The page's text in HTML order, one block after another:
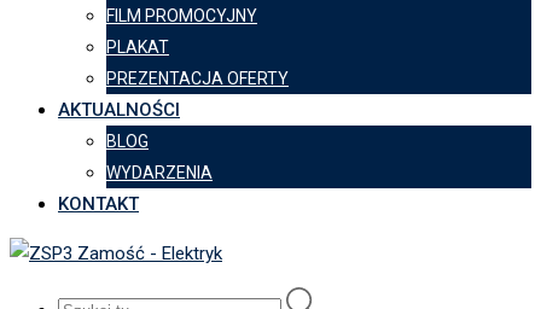
FILM PROMOCYJNY
PLAKAT
PREZENTACJA OFERTY
AKTUALNOŚCI
BLOG
WYDARZENIA
KONTAKT